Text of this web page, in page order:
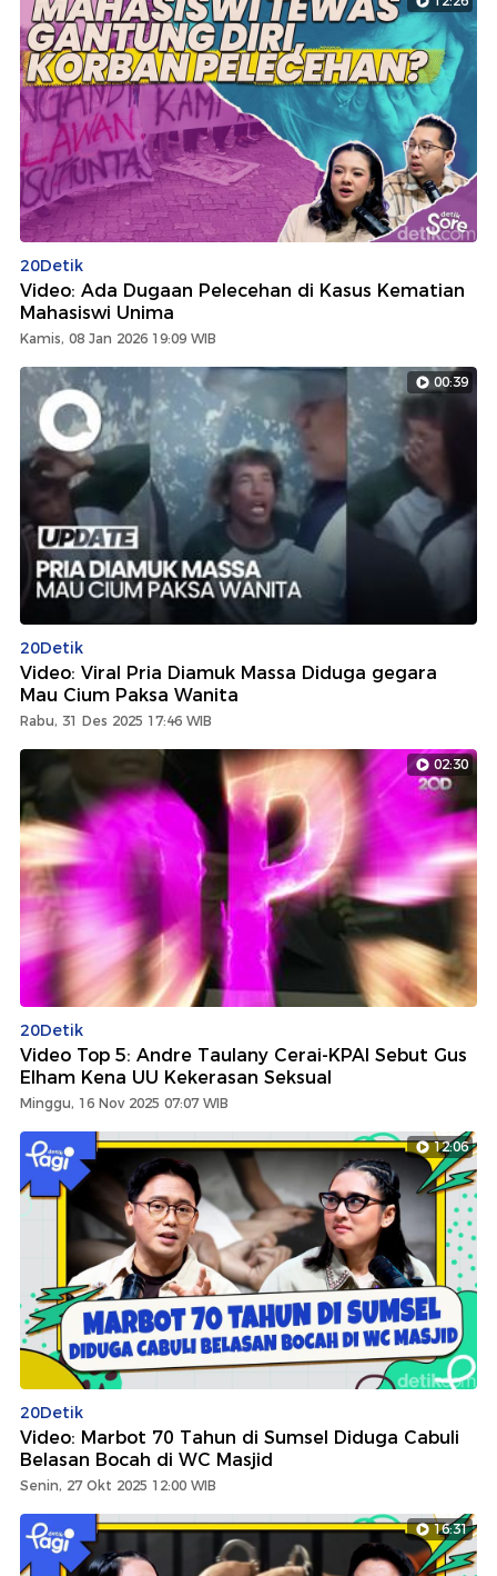
20Detik
Video: Ada Dugaan Pelecehan di Kasus Kematian
Mahasiswi Unima
Kamis, 08 Jan 2026 19:09 WIB
00:39
20Detik
Video: Viral Pria Diamuk Massa Diduga gegara
Mau Cium Paksa Wanita
Rabu, 31 Des 2025 17:46 WIB
02:30
20Detik
Video Top 5: Andre Taulany Cerai-KPAI Sebut Gus
Elham Kena UU Kekerasan Seksual
Minggu, 16 Nov 2025 07:07 WIB
12:06
20Detik
Video: Marbot 70 Tahun di Sumsel Diduga Cabuli
Belasan Bocah di WC Masjid
Senin, 27 Okt 2025 12:00 WIB
16:31